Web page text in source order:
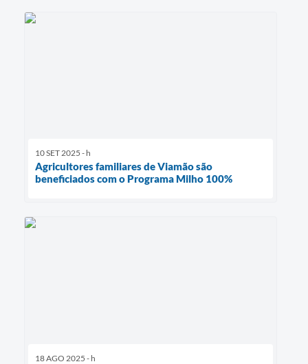
10 SET 2025 - h
Agricultores familiares de Viamão são
beneficiados com o Programa Milho 100%
18 AGO 2025 - h